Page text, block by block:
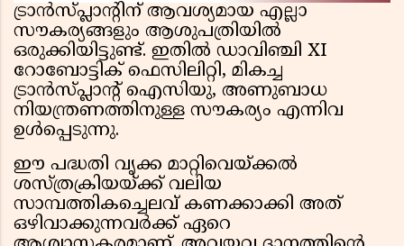
ട്രാൻസ്‌പ്ലാന്റിന് ആവശ്യമായ എല്ലാ
സൗകര്യങ്ങളും ആശുപത്രിയിൽ
ഒരുക്കിയിട്ടുണ്ട്. ഇതിൽ ഡാവിഞ്ചി XI
റോബോട്ടിക് ഫെസിലിറ്റി, മികച്ച
ട്രാൻസ്‌പ്ലാന്റ് ഐസിയു, അണുബാധ
നിയന്ത്രണത്തിനുള്ള സൗകര്യം എന്നിവ
ഉൾപ്പെടുന്നു.
ഈ പദ്ധതി വൃക്ക മാറ്റിവെയ്ക്കല്‍
ശസ്ത്രക്രിയയ്ക്ക് വലിയ
സാമ്പത്തികച്ചെലവ് കണക്കാക്കി അത്
ഒഴിവാക്കുന്നവർക്ക് ഏറെ